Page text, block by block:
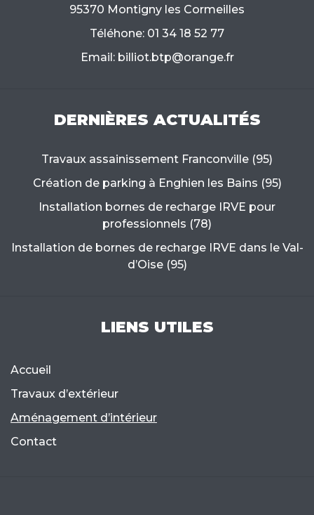
95370 Montigny les Cormeilles
Téléhone: 01 34 18 52 77
Email: billiot.btp@orange.fr
DERNIÈRES ACTUALITÉS
Travaux assainissement Franconville (95)
Création de parking à Enghien les Bains (95)
Installation bornes de recharge IRVE pour
professionnels (78)
Installation de bornes de recharge IRVE dans le Val-
d’Oise (95)
LIENS UTILES
Accueil
Travaux d’extérieur
Aménagement d’intérieur
Contact